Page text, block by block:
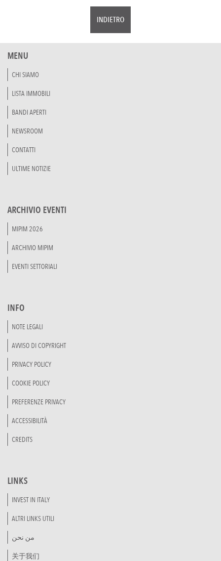
INDIETRO
MENU
CHI SIAMO
LISTA IMMOBILI
BANDI APERTI
NEWSROOM
CONTATTI
ULTIME NOTIZIE
ARCHIVIO EVENTI
MIPIM 2026
ARCHIVIO MIPIM
EVENTI SETTORIALI
INFO
NOTE LEGALI
AVVISO DI COPYRIGHT
PRIVACY POLICY
COOKIE POLICY
PREFERENZE PRIVACY
ACCESSIBILITÀ
CREDITS
LINKS
INVEST IN ITALY
ALTRI LINKS UTILI
من نحن
关于我们